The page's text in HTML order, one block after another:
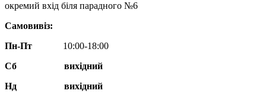
окремий вхід біля парадного №6
Самовивіз:
Пн-Пт
10:00-18:00
Сб
вихідний
Нд
вихідний